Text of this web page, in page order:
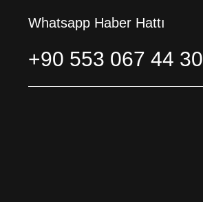
Whatsapp Haber Hattı
+90 553 067 44 30